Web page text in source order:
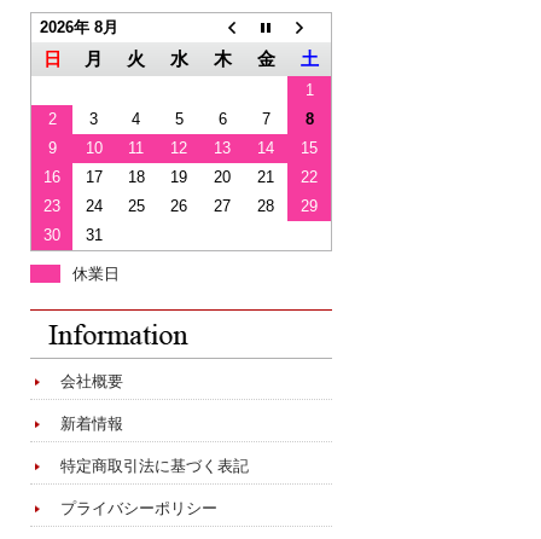
2026年 8月
日 月 火 水 木 金 土
1
2
3 4 5 6 7
8
9
10 11 12 13 14
15
16
17 18 19 20 21
22
23
24 25 26 27 28
29
30
31
休業日
会社概要
新着情報
特定商取引法に基づく表記
プライバシーポリシー